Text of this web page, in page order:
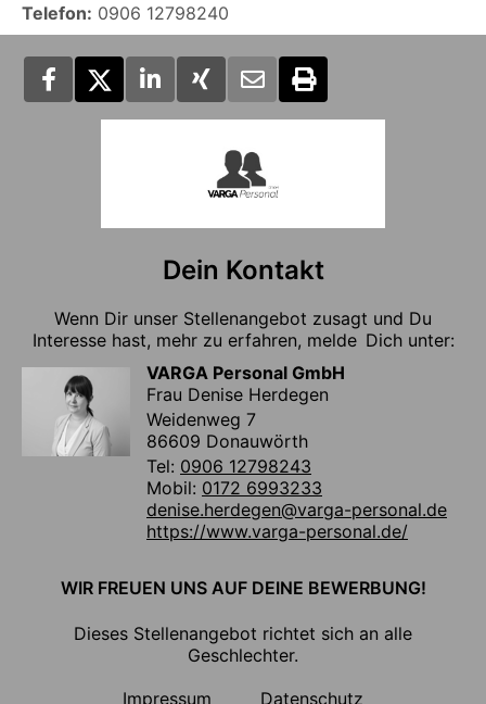
Telefon: 0906 12798240
Dein Kontakt
Wenn Dir unser Stellenangebot zusagt und Du
Interesse hast, mehr zu erfahren, melde Dich unter:
VARGA Personal GmbH
Frau Denise Herdegen
Weidenweg 7
86609 Donauwörth
Tel: 0906 12798243
Mobil: 0172 6993233
denise.herdegen@varga-personal.de
https://www.varga-personal.de/
WIR FREUEN UNS AUF DEINE BEWERBUNG!
Dieses Stellenangebot richtet sich an alle
Geschlechter.
Impressum
Datenschutz